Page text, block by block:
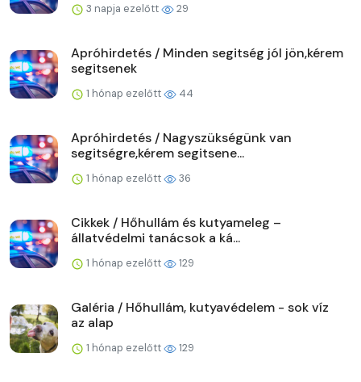
3 napja ezelőtt 29
Apróhirdetés / Minden segitség jól jön,kérem
segitsenek
1 hónap ezelőtt 44
Apróhirdetés / Nagyszükségünk van
segitségre,kérem segitsene...
1 hónap ezelőtt 36
Cikkek / Hőhullám és kutyameleg –
állatvédelmi tanácsok a ká...
1 hónap ezelőtt 129
Galéria / Hőhullám, kutyavédelem - sok víz
az alap
1 hónap ezelőtt 129